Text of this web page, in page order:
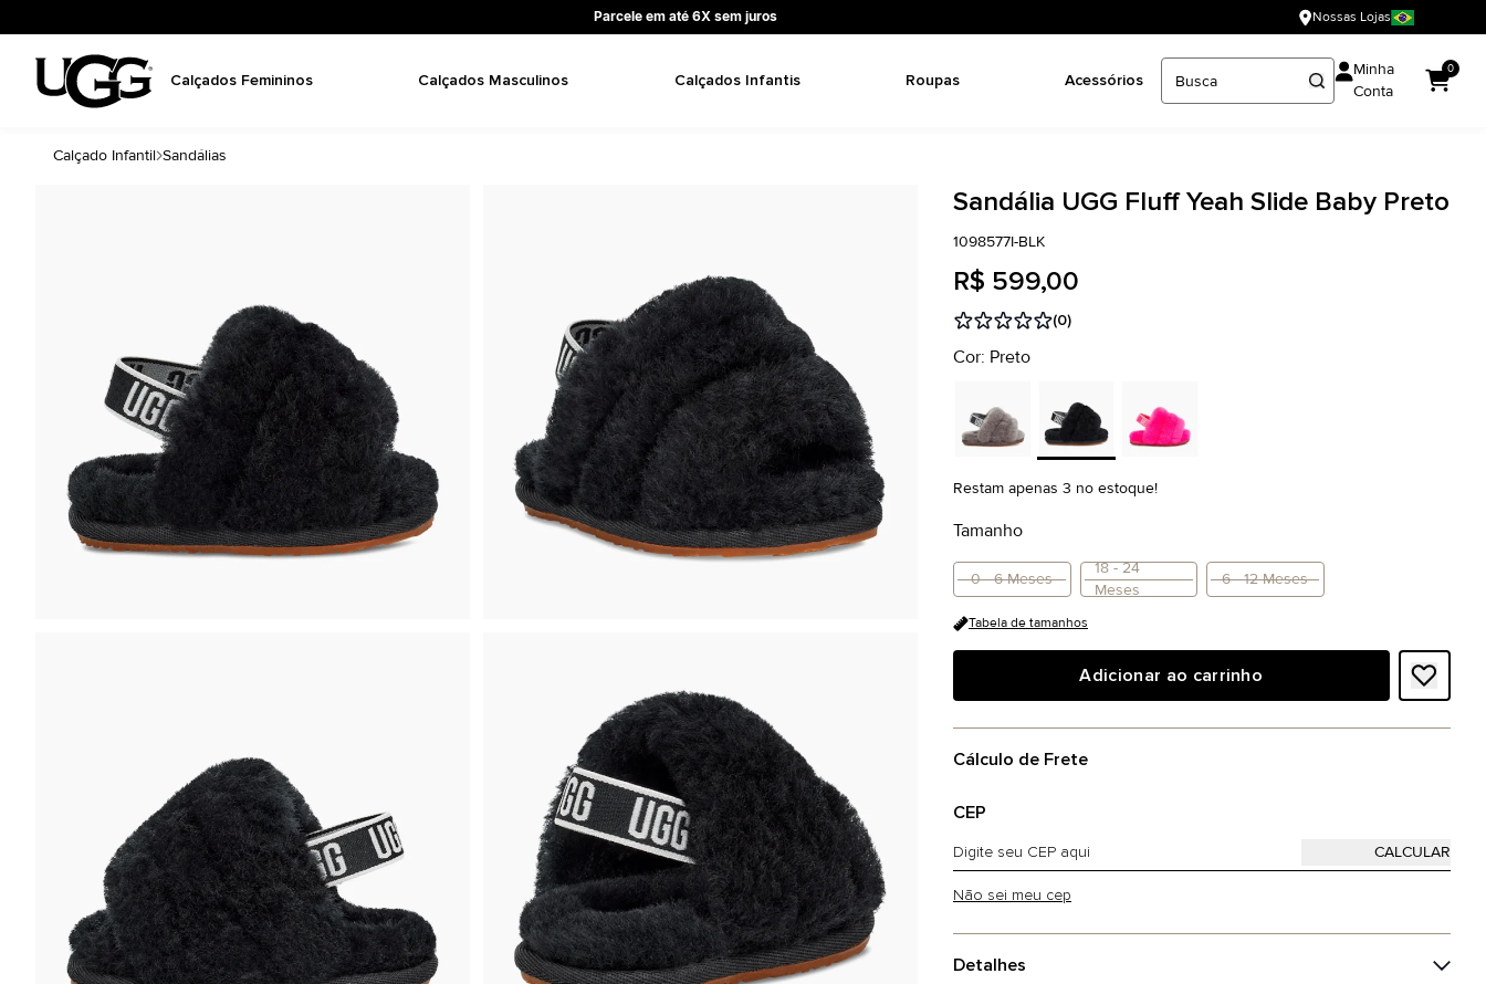
Parcele em até 6X sem juros Nossas Lojas
Calçados Femininos Calçados Masculinos Calçados Infantis Roupas Acessórios
Minha
Conta
0
Calçado Infantil Sandálias
Sandália UGG Fluff Yeah Slide Baby Preto
1098577I-BLK
R$ 599,00
(0)
Cor: Preto
Restam apenas 3 no estoque!
Tamanho
0 - 6 Meses
18 - 24
Meses
6 - 12 Meses
Tabela de tamanhos
Adicionar ao carrinho
Cálculo de Frete
CEP
Não sei meu cep
Detalhes